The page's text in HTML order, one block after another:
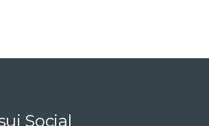
Social